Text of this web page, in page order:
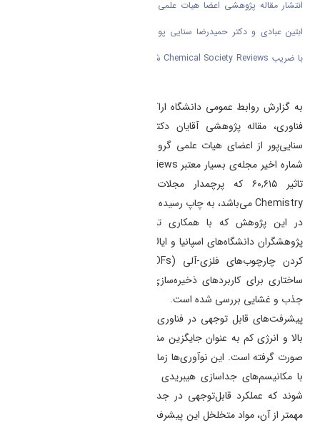
انتشار مقاله پژوهشی اعضا هیات علمی دانشگاه اراک مقاله جدید آقایان دکتر
ابتین عبادی و دکتر حمیدرضا سنایی پور از اعضای هیات علمی گروه مهندسی
شیمی در شماره اخیر مجله ی بسیار معتبر Chemical Society Reviews با ضریب
به گزارش روابط عمومی دانشگاه اراک، و به نقل از معاونت پژوهش و
فناوری، مقاله پژوهشی آقایان دکتر آبتین عبادی و دکتر حمیدرضا
سنایی‌پور از اعضای هیات علمی گروه مهندسی شیمی دانشگاه اراک در
شماره اخیر مجله‌ی بسیار معتبر Chemical Society Reviews
تاثیر ۶۰,۶۱۵ که پرچمدار مجلات انتشارات
Chemistryمی‌باشد، به چاپ رسیده است.
در این پژوهش که با همکاری تیم تحقیقاتی از دانشگاه اراک با
پژوهشگران دانشگاه‌های اسپانیا و ایالات متحده انجام شده، اثر فلوئوردار
کردن چارچوب‌های فلزی-آلی (MOFs
ساختاری برای کاربردهای ذخیره‌سازی و جداسازی گازها در فرآیند‌های
جذب و غشایی بررسی شده است.
پیشرفت‌های قابل توجهی در فناوری جذب مبتنی بر
بالا و انرژی کم به عنوان جایگزین مناسب برای جداسازی گازهای حیاتی
صورت گرفته است. این نوآوری‌ها زمانی آشکار می‌شوند که مواد متخلخل
با مکانیسم‌های جداسازی هیبریدی (سینتیکی و ترمودینامیکی) طراحی
شوند که عملکرد قابل‌توجهی در جداسازی گاز از خود نشان می‌دهند.
مهمتر از آن، مواد متخلخل این پیشرفت را مدیون پیشرفت‌های قابل توجه